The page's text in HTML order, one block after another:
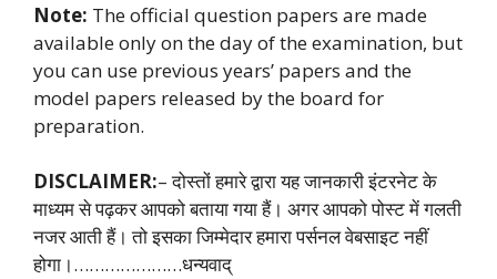
Note: The official question papers are made
available only on the day of the examination, but
you can use previous years’ papers and the
model papers released by the board for
preparation.
DISCLAIMER:– दोस्तों हमारे द्वारा यह जानकारी इंटरनेट के
माध्यम से पढ़कर आपको बताया गया हैं। अगर आपको पोस्ट में गलती
नजर आती हैं। तो इसका जिम्मेदार हमारा पर्सनल वेबसाइट नहीं
होगा।…………………धन्यवाद्